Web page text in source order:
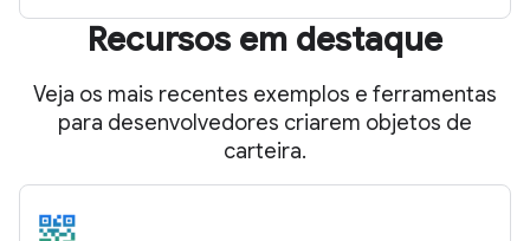
Recursos em destaque
Veja os mais recentes exemplos e ferramentas
para desenvolvedores criarem objetos de
carteira.